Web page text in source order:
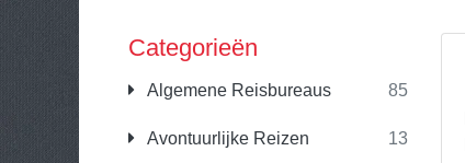
Categorieën
Algemene Reisbureaus 85
Avontuurlijke Reizen 13